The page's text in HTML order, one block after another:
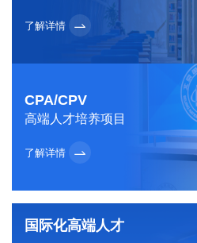
了解详情
CPA/CPV
高端人才培养项目
了解详情
国际化高端人才